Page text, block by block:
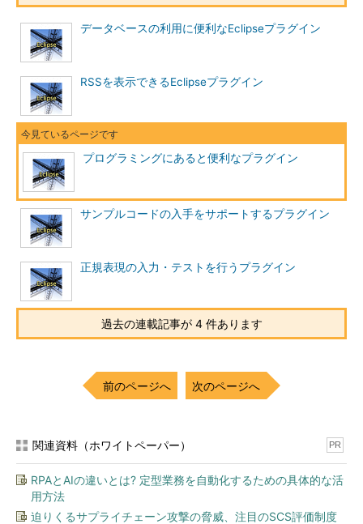
データベースの利用に便利なEclipseプラグイン
RSSを表示できるEclipseプラグイン
プログラミングにあると便利なプラグイン
サンプルコードの入手をサポートするプラグイン
正規表現の入力・テストを行うプラグイン
過去の連載記事が 4 件あります
前のページへ 次のページへ
関連資料（ホワイトペーパー） PR
RPAとAIの違いとは? 定型業務を自動化するための具体的な活
用方法
迫りくるサプライチェーン攻撃の脅威、注目のSCS評価制度